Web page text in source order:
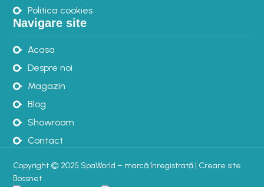
Politica cookies
Navigare site
Acasa
Despre noi
Magazin
Blog
Showroom
Contact
Copyright © 2025 SpaWorld – marcă înregistrată | Creare site
Bossnet